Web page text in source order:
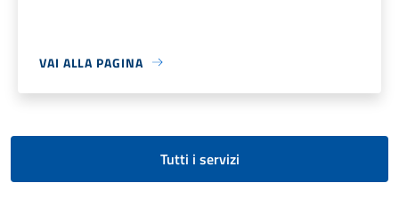
VAI ALLA PAGINA
Tutti i servizi